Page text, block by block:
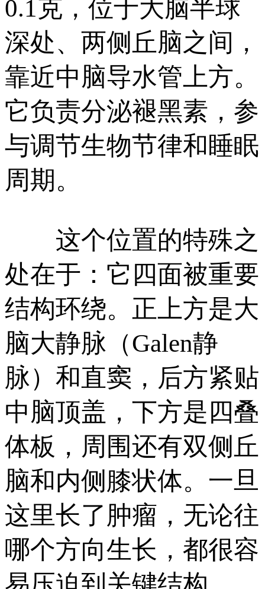
0.1克，位于大脑半球
深处、两侧丘脑之间，
靠近中脑导水管上方。
它负责分泌褪黑素，参
与调节生物节律和睡眠
周期。
这个位置的特殊之
处在于：它四面被重要
结构环绕。正上方是大
脑大静脉（Galen静
脉）和直窦，后方紧贴
中脑顶盖，下方是四叠
体板，周围还有双侧丘
脑和内侧膝状体。一旦
这里长了肿瘤，无论往
哪个方向生长，都很容